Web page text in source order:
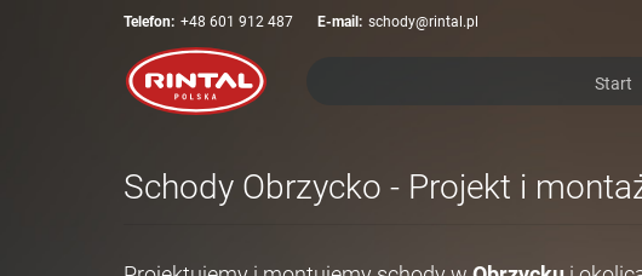
Telefon: +48 601 912 487 E-mail: schody@rintal.pl
Start
Schody Obrzycko - Projekt i